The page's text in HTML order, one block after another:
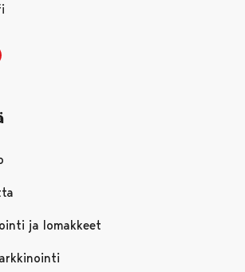
Facebookissa
välilehdessä
Instagramissa
välilehdessä
kaupunki Youtubessa
uudessa välilehdessä
ja lomakkeet